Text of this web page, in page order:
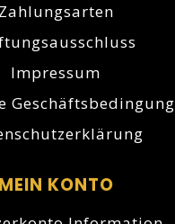
Zahlungsarten
Impressum
MEIN KONTO